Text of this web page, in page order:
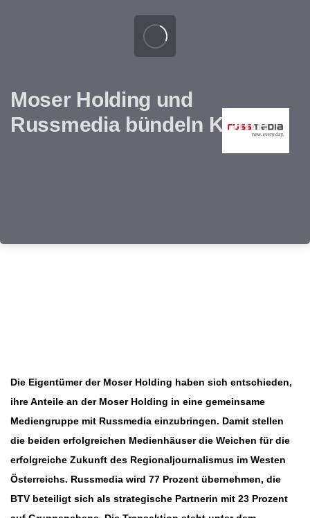
Moser Holding und
Russmedia bündeln Kräfte
Die Eigentümer der Moser Holding haben sich entschieden,
ihre Anteile an der Moser Holding in eine gemeinsame
Mediengruppe mit Russmedia einzubringen. Damit stellen
die beiden erfolgreichen Medienhäuser die Weichen für die
erfolgreiche Zukunft des Regionaljournalismus im Westen
Österreichs. Russmedia wird 77 Prozent übernehmen, die
BTV beteiligt sich als strategische Partnerin mit 23 Prozent